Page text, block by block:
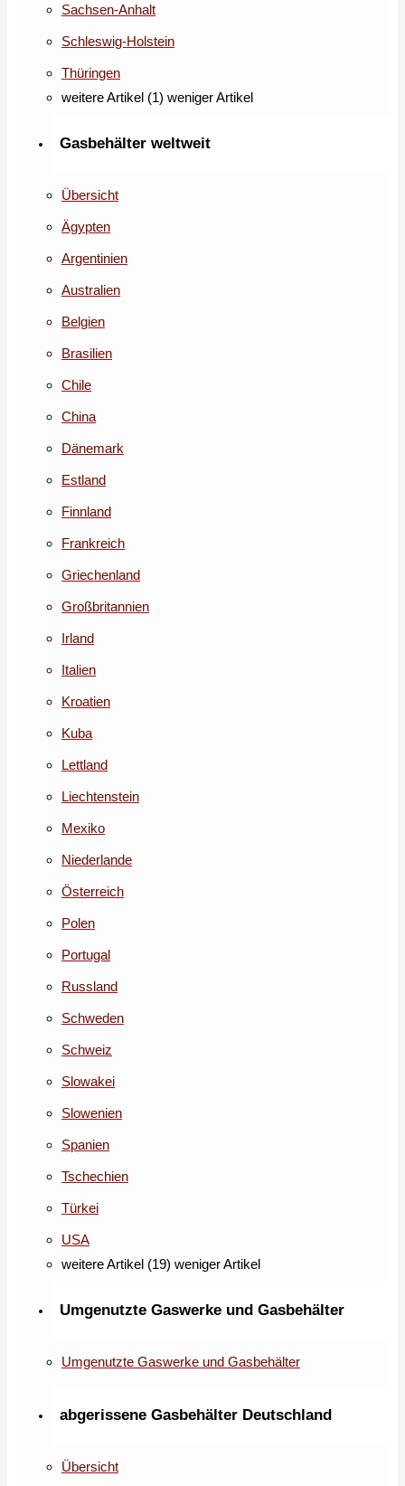
Sachsen-Anhalt
Schleswig-Holstein
Thüringen
weitere Artikel (1) weniger Artikel
Gasbehälter weltweit
Übersicht
Ägypten
Argentinien
Australien
Belgien
Brasilien
Chile
China
Dänemark
Estland
Finnland
Frankreich
Griechenland
Großbritannien
Irland
Italien
Kroatien
Kuba
Lettland
Liechtenstein
Mexiko
Niederlande
Österreich
Polen
Portugal
Russland
Schweden
Schweiz
Slowakei
Slowenien
Spanien
Tschechien
Türkei
USA
weitere Artikel (19) weniger Artikel
Umgenutzte Gaswerke und Gasbehälter
Umgenutzte Gaswerke und Gasbehälter
abgerissene Gasbehälter Deutschland
Übersicht